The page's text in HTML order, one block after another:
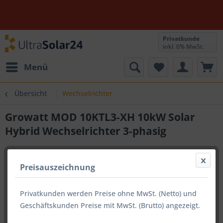
Menü
Privatkunde
inkl. 0% MwSt.
Übersicht Wechselrichter
Growatt MOD 10KTL3-XH 10kW Solar
Hybrid Wechselrichter 3-phasig
Preisauszeichnung
Privatkunden werden Preise ohne MwSt. (Netto) und
Geschäftskunden Preise mit MwSt. (Brutto) angezeigt.